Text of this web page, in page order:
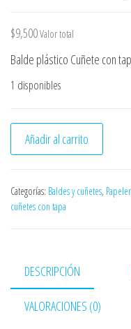
$9,500Valor total
Balde plástico Cuñete con
1 disponibles
Balde cuñete plástico
Añadir al carrito
Categorías: Baldes y cuñetes,
cuñetes con tapa
DESCRIPCIÓN
VALORACIONES (0)